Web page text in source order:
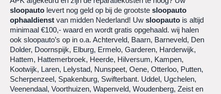
sloopauto levert nog geld op bij de grootste sloopauto
ophaaldienst van midden Nederland! Uw sloopauto is altijd
minimaal €100,- waard en wordt gratis opgehaald. wij halen
ook sloopauto’s op in o.a. Achterveld, Baarn, Barneveld, Den
Dolder, Doornspijk, Elburg, Ermelo, Garderen, Harderwijk,
Hattem, Hattemerbroek, Heerde, Hilversum, Kampen,
Kootwijk, Laren, Lelystad, Nunspeet, Oene, Otterloo, Putten,
Scherpenzeel, Spakenburg, Swifterbant. Uddel, Ugchelen,
Veenendaal, Voorthuizen, Wapenveld, Woudenberg, Zeist en